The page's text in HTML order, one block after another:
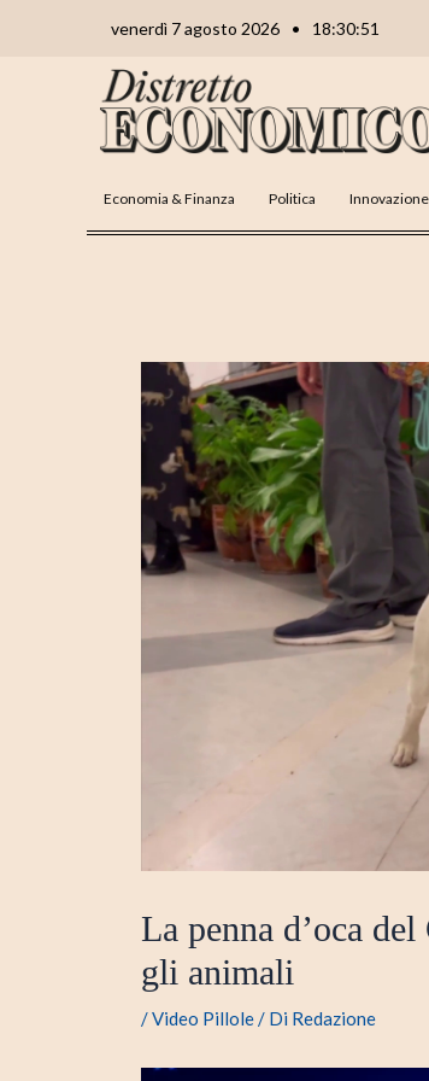
venerdì 7 agosto 2026 • 18:30:52
Economia & Finanza Politica Innovazione
La penna d’oca
gli animali
/Video Pillole/ Di Redazione